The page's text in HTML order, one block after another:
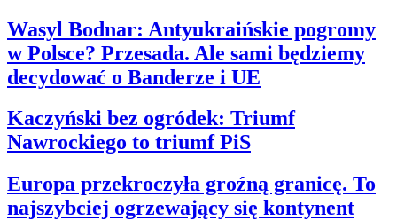
Wasyl Bodnar: Antyukraińskie pogromy
w Polsce? Przesada. Ale sami będziemy
decydować o Banderze i UE
Kaczyński bez ogródek: Triumf
Nawrockiego to triumf PiS
Europa przekroczyła groźną granicę. To
najszybciej ogrzewający się kontynent